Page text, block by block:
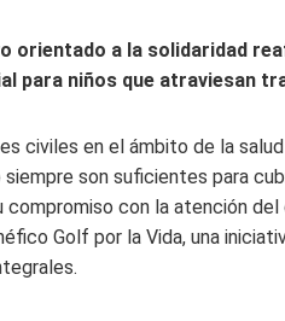
orientado a la solidaridad
para niños que atraviesan
civiles en el ámbito de la
son suficientes para
con la atención
Golf por la Vida, una